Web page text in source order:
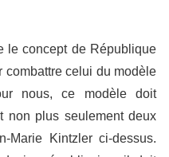
le concept de République
combattre celui du modèle
nous, ce modèle doit
non plus seulement deux
Marie Kintzler ci-dessus.